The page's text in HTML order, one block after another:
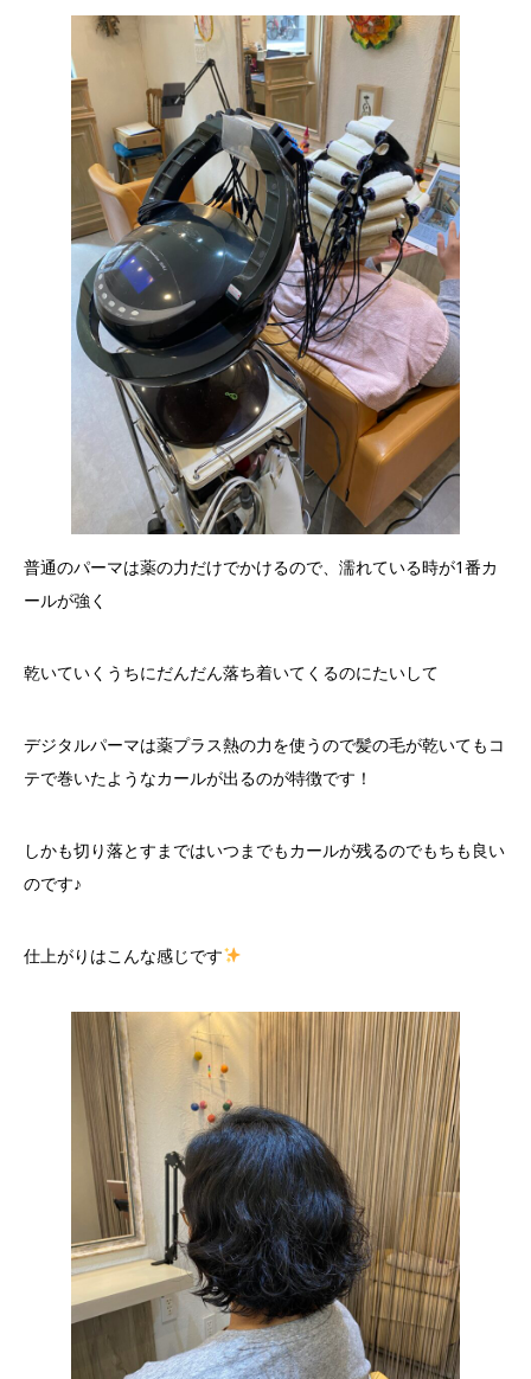
普通のパーマは薬の力だけでかけるので、濡れている時が1番カ
ールが強く
乾いていくうちにだんだん落ち着いてくるのにたいして
デジタルパーマは薬プラス熱の力を使うので髪の毛が乾いてもコ
テで巻いたようなカールが出るのが特徴です！
しかも切り落とすまではいつまでもカールが残るのでもちも良い
のです♪
仕上がりはこんな感じです